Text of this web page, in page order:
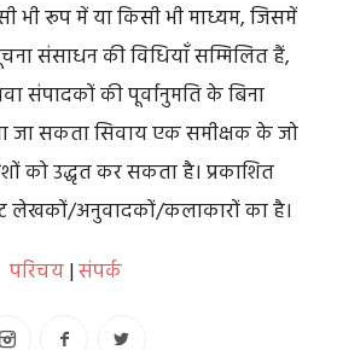
भी रूप में या किसी भी माध्यम, जिसमें
संसाधन की विधियाँ सम्मिलित हैं,
संपादकों की पूर्वानुमति के बिना
जा सकता सिवाय एक समीक्षक के जो
को उद्धृत कर सकता है। प्रकाशित
लेखकों/अनुवादकों/कलाकारों का है।
परिचय|संपर्क